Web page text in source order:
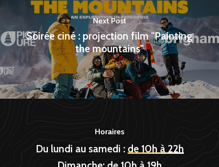
Next Post
Soirée ciné : projection film "Painting
the mountains"
Horaires
Du lundi au samedi : de 10h à 22h